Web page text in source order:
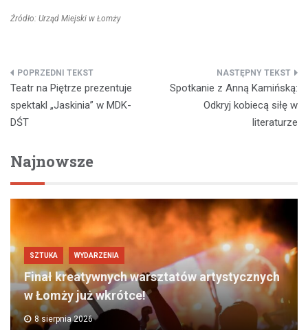
Źródło: Urząd Miejski w Łomży
Nawigacja
wpisu
Teatr na Piętrze prezentuje
spektakl „Jaskinia” w MDK-
DŚT
Spotkanie z Anną Kamińską:
Odkryj kobiecą siłę w
literaturze
Najnowsze
SZTUKA WYDARZENIA
Finał kreatywnych warsztatów artystycznych
w Łomży już wkrótce!
8 sierpnia 2026